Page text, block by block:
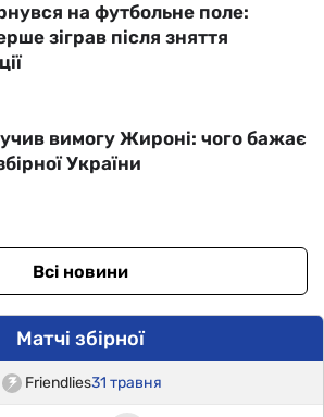
на футбольне поле:
зіграв після зняття
вимогу Жироні: чого бажає
України
Всі новини
Матчі збірної
Friendlies31 травня